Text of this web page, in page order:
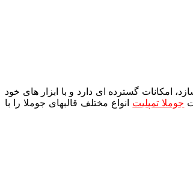
گسترده ای دارد و با ابزار های خود
جوملا تمپلیت انواع مختلف قالبهای جوملا را با